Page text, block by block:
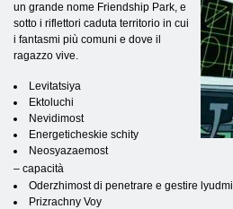
un grande nome Friendship Park, e
sotto i riflettori caduta territorio in cui
i fantasmi più comuni e dove il
ragazzo vive.
Levitatsiya
Ektoluchi
Nevidimost
Energeticheskie schity
Neosyazaemost
– capacità
Oderzhimost di penetrare e gestire lyudmi
Prizrachny Voy